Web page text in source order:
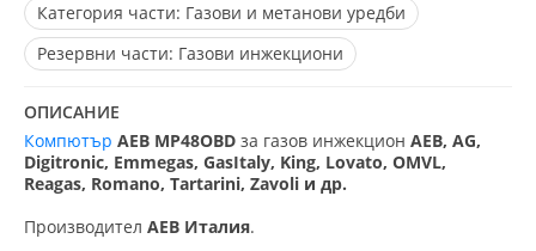
Категория части: Газови и метанови уредби
Резервни части: Газови инжекциони
ОПИСАНИЕ
Компютър AEB MP48OBD за газов инжекцион AEB, AG,
Digitronic, Emmegas, GasItaly, King, Lovato, OMVL,
Reagas, Romano, Tartarini, Zavoli и др.
Производител AEB Италия.